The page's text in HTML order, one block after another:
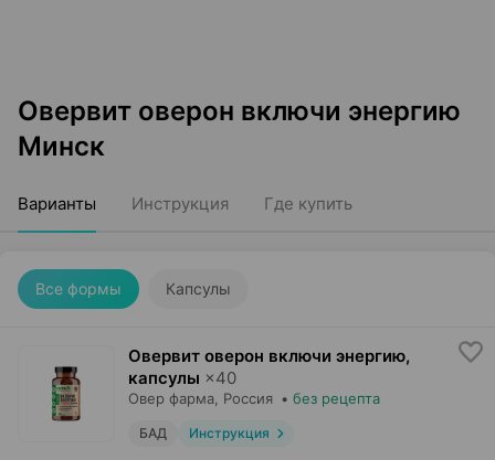
Овервит оверон включи энергию
Минск
Варианты Инструкция Где купить
Все формы Капсулы
Овервит оверон включи энергию,
капсулы ×40
Овер фарма , Россия • без рецепта
БАД Инструкция